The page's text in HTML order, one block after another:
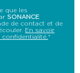
que les
SONANCE
de contact et de
En savoir
*